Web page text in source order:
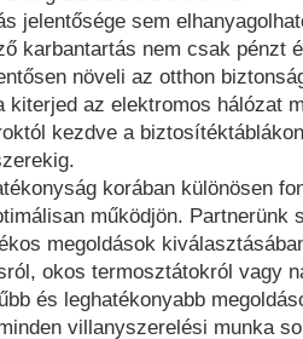
jelentősége sem
karbantartás nem csak pénzt
növeli az otthon
kiterjed az elektromos hálózat
kezdve a
korában különösen
működjön. Partnerünk
megoldások
okos termosztátokról vagy
és leghatékonyabb
villanyszerelési munka